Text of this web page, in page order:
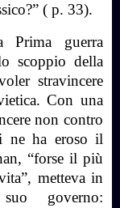
( p. 33).
Prima guerra
scoppio della
stravincere
Con una
non contro
ne ha eroso il
“forse il più
metteva in
governo: